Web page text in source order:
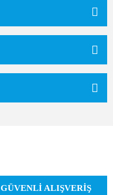
GÜVENLİ ALIŞVERİŞ